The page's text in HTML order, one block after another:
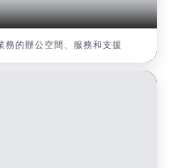
的辦公空間、服務和支援